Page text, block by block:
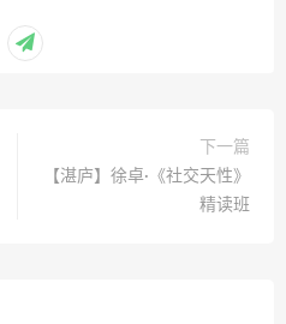
下一篇
【湛庐】徐卓·《社交天性》
精读班